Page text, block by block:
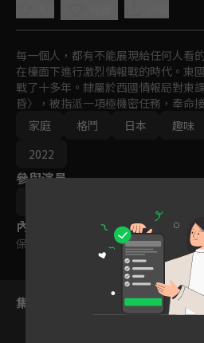
每一個人，都有不能展現給任何人
在檯面下進行激烈情報戰的時代。東
戰了十多年。隸屬於西國情報局對東
昏〉，被指派一項極機密任務，奉命
物，要刺探出東國國家統一黨黨魁
畫。其任務名為──行動代號〈梟〉
好家庭，並潛入戴斯蒙德兒子所就讀
家庭
格鬥 日本 趣味
2022
參與演員
內容標籤
保護級
集數列表